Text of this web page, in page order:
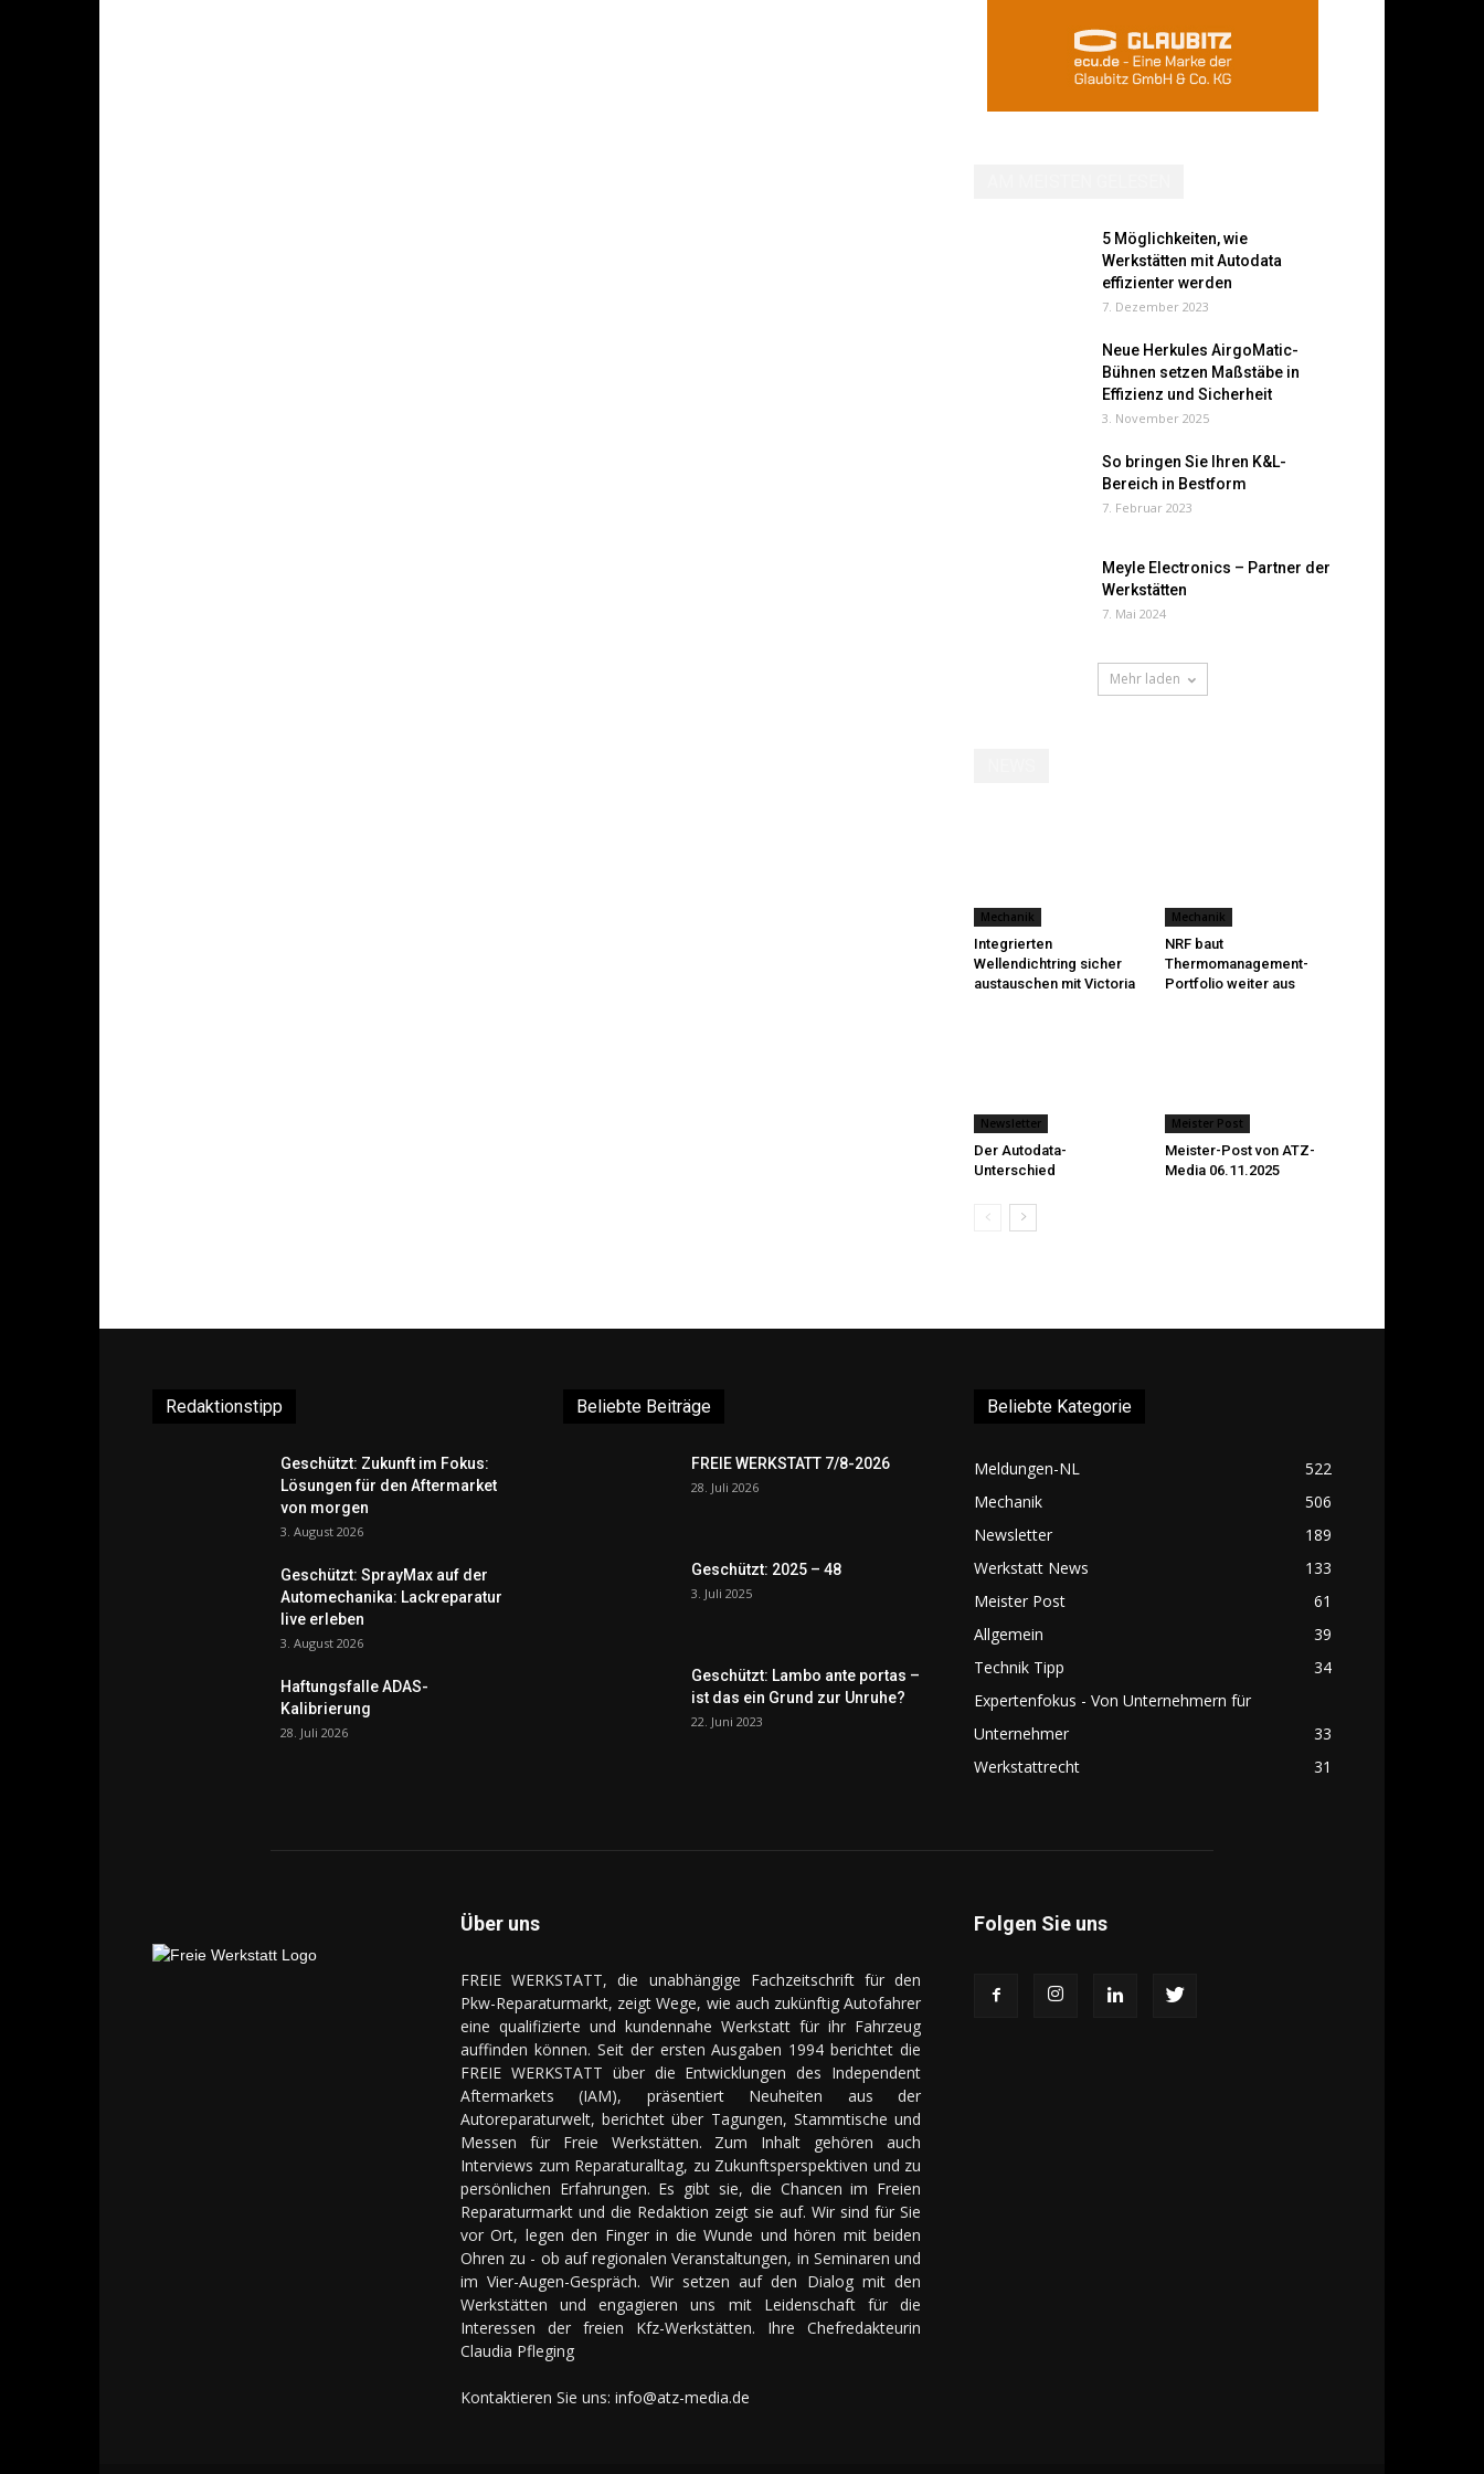
5 Möglichkeiten, wie
Werkstätten mit Autodata
effizienter werden
7. Dezember 2023
Neue Herkules AirgoMatic-
Bühnen setzen Maßstäbe in
Effizienz und Sicherheit
3. November 2025
So bringen Sie Ihren K&L-
Bereich in Bestform
7. Februar 2023
Meyle Electronics – Partner der
Werkstätten
7. Mai 2024
Mehr laden
Mechanik
Integrierten
Wellendichtring sicher
austauschen mit Victoria
Mechanik
NRF baut
Thermomanagement-
Portfolio weiter aus
Newsletter
Der Autodata-
Unterschied
Meister Post
Meister-Post von ATZ-
Media 06.11.2025
Redaktionstipp
Geschützt: Zukunft im Fokus:
Lösungen für den Aftermarket
von morgen
3. August 2026
Geschützt: SprayMax auf der
Automechanika: Lackreparatur
live erleben
3. August 2026
Haftungsfalle ADAS-
Kalibrierung
28. Juli 2026
Beliebte Beiträge
FREIE WERKSTATT 7/8-2026
28. Juli 2026
Geschützt: 2025 – 48
3. Juli 2025
Geschützt: Lambo ante portas –
ist das ein Grund zur Unruhe?
22. Juni 2023
Beliebte Kategorie
Meldungen-NL
522
Mechanik
506
Newsletter
189
Werkstatt News
133
Meister Post
61
Allgemein
39
Technik Tipp
34
Expertenfokus - Von Unternehmern für
Unternehmer
33
Werkstattrecht
31
Über uns
FREIE WERKSTATT, die unabhängige Fachzeitschrift für den
Pkw-Reparaturmarkt, zeigt Wege, wie auch zukünftig Autofahrer
eine qualifizierte und kundennahe Werkstatt für ihr Fahrzeug
auffinden können. Seit der ersten Ausgaben 1994 berichtet die
FREIE WERKSTATT über die Entwicklungen des Independent
Aftermarkets (IAM), präsentiert Neuheiten aus der
Autoreparaturwelt, berichtet über Tagungen, Stammtische und
Messen für Freie Werkstätten. Zum Inhalt gehören auch
Interviews zum Reparaturalltag, zu Zukunftsperspektiven und zu
persönlichen Erfahrungen. Es gibt sie, die Chancen im Freien
Reparaturmarkt und die Redaktion zeigt sie auf. Wir sind für Sie
vor Ort, legen den Finger in die Wunde und hören mit beiden
Ohren zu - ob auf regionalen Veranstaltungen, in Seminaren und
im Vier-Augen-Gespräch. Wir setzen auf den Dialog mit den
Werkstätten und engagieren uns mit Leidenschaft für die
Interessen der freien Kfz-Werkstätten. Ihre Chefredakteurin
Claudia Pfleging
Kontaktieren Sie uns: info@atz-media.de
Folgen Sie uns